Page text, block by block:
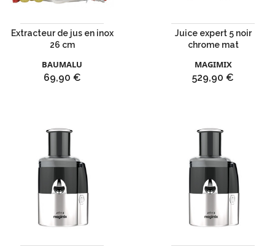
Extracteur de jus en inox
26 cm
BAUMALU
Prix
69,90 €
Juice expert 5 noir
chrome mat
MAGIMIX
Prix
529,90 €